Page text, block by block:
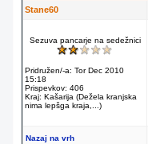
Stane60
Sezuva pancarje na sedežnici
Pridružen/-a: Tor Dec 2010
15:18
Prispevkov: 406
Kraj: Kašarija (Dežela kranjska
nima lepšga kraja,...)
Nazaj na vrh